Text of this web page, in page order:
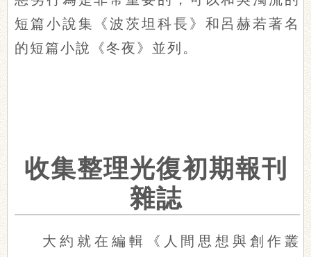
短篇小說集《波茨坦科長》和呂赫若著名
的短篇小說《冬夜》並列。
收集整理光復初期報刊
雜誌
大約就在編輯《人間思想與創作叢